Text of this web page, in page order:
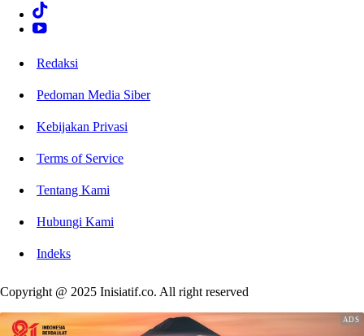
Redaksi
Pedoman Media Siber
Kebijakan Privasi
Terms of Service
Tentang Kami
Hubungi Kami
Indeks
Copyright @ 2025 Inisiatif.co. All right reserved